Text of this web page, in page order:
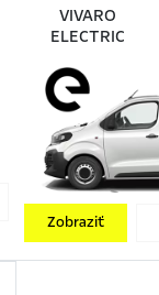
VIVARO
ELECTRIC
Zobraziť